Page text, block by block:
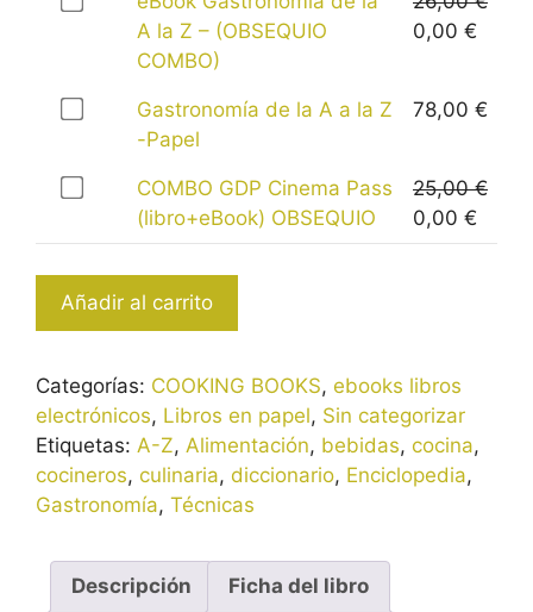
Gastronomía
la
la
–
(OBSEQUIO
a
la
venta
por
0,00 €,
precio
original
A la Z – (OBSEQUIO
COMBO)
El
era:
0,00 €
es:
Compra
Gastronomía
a
Z
-
Papel
por
78,00 €
Gastronomía de la A a la Z
-Papel
78,00 €
Compra
de
COMBO
GDP
Cinema
(libro+eBook)
OBSEQUIO
a
la
venta
0,00 €,
COMBO GDP Cinema Pass
(libro+eBook) OBSEQUIO
25,00€
El
precio
0,00 €
precio
Añadir al carrito
Categorías: COOKING BOOKS, ebooks libros
electrónicos, Libros en papel, Sin categorizar
Etiquetas: A-Z, Alimentación, bebidas, cocina,
cocineros, culinaria, diccionario, Enciclopedia,
Gastronomía, Técnicas
Descripción Ficha del libro